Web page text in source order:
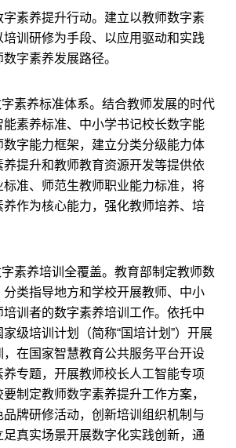
养提升行动。建立以教师数字素
训研修为手段、以应用驱动和实践
字素养发展路径。
养标准体系。结合教师发展的时代
素养标准、中小学书记校长数字能
数字能力框架，建立分类分级能力体
养提升和教师教育资源开发等提供依
准、师范生教师职业能力标准，将
作为核心能力，强化教师培养、培
养培训全覆盖。教育部制定教师数
分类指导地方和学校开展教师、中小
训者的数字素养培训工作。依托中
级培训计划（简称“国培计划”）开展
在国家智慧教育公共服务平台开设
养专题，开展教师校长人工智能专项
制定教师数字素养提升工作方案，
品牌研修活动，创新培训组织机制与
真实场景开展数字化实践创新，通